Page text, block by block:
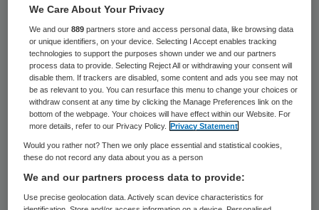
gezondheidszorg, onderwijs en cultuur.
Duurzame Top 100
OVGheeft zich de afgelopen tien jaar
ontwikkeld tot een van de grootste
ontwikkelaars van kantoorvastgoed en
afficheert zich als voorloper op het gebied
van duurzaam bouwen. Samen met Triodos
We Care About Your Privacy
We and our889 partners store and access personal data, like browsing data
or unique identifiers, on your device. Selecting I Accept enables tracking
technologies to support the purposes shown under we and our partners
process data to provide. Selecting Reject All or withdrawing your consent will
disable them. If trackers are disabled, some content and ads you see may not
be as relevant to you. You can resurface this menu to change your choices or
withdraw consent at any time by clicking the Manage Preferences link on the
bottom of the webpage. Your choices will have effect within our Website. For
more details, refer to our Privacy Policy.
Privacy Statement
Would you rather not? Then we only place essential and statistical cookies,
these do not record any data about you as a person
We and our partners process data to provide:
Use precise geolocation data. Actively scan device characteristics for